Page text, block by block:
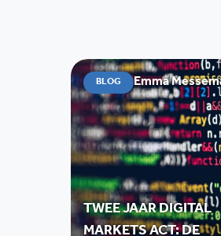
BLOG Emma
TWEE JAAR DIGITAL
MARKETS ACT: DE